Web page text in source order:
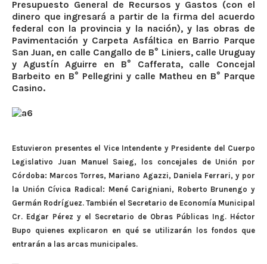
Presupuesto General de Recursos y Gastos (con el
dinero que ingresará a partir de la firma del acuerdo
federal con la provincia y la nación), y las obras de
Pavimentación y Carpeta Asfáltica en Barrio Parque
San Juan, en calle Cangallo de B° Liniers, calle Uruguay
y Agustín Aguirre en B° Cafferata, calle Concejal
Barbeito en B° Pellegrini y calle Matheu en B° Parque
Casino.
Estuvieron presentes el Vice Intendente y Presidente del Cuerpo
Legislativo Juan Manuel Saieg, los concejales de Unión por
Córdoba: Marcos Torres, Mariano Agazzi, Daniela Ferrari, y por
la Unión Cívica Radical: Mené Carigniani, Roberto Brunengo y
Germán Rodríguez. También el Secretario de Economía Municipal
Cr. Edgar Pérez y el Secretario de Obras Públicas Ing. Héctor
Bupo quienes explicaron en qué se utilizarán los fondos que
entrarán a las arcas municipales.